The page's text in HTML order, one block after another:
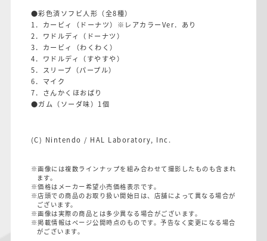
●彩色済ソフビ人形（全8種）
1．カービィ（ドーナツ）※レアカラーVer．あり
2．ワドルディ（ドーナツ）
3．カービィ（わくわく）
4．ワドルディ（すやすや）
5．スリープ（パープル）
6．マイク
7．さんかくほおばり
●ガム（ソーダ味）1個
(C) Nintendo / HAL Laboratory, Inc.
※画像には複数ラインナップを組み合わせて撮影したものも含まれ
ます。
※価格はメーカー希望小売価格表示です。
※店頭での商品のお取り扱い開始日は、店舗によって異なる場合が
ございます。
※画像は実際の商品とは多少異なる場合がございます。
※掲載情報はページ公開時点のものです。予告なく変更になる場合
がございます。